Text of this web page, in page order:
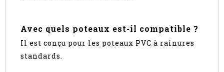
Avec quels poteaux est-il compatible ?
Il est conçu pour les poteaux PVC à rainures
standards.